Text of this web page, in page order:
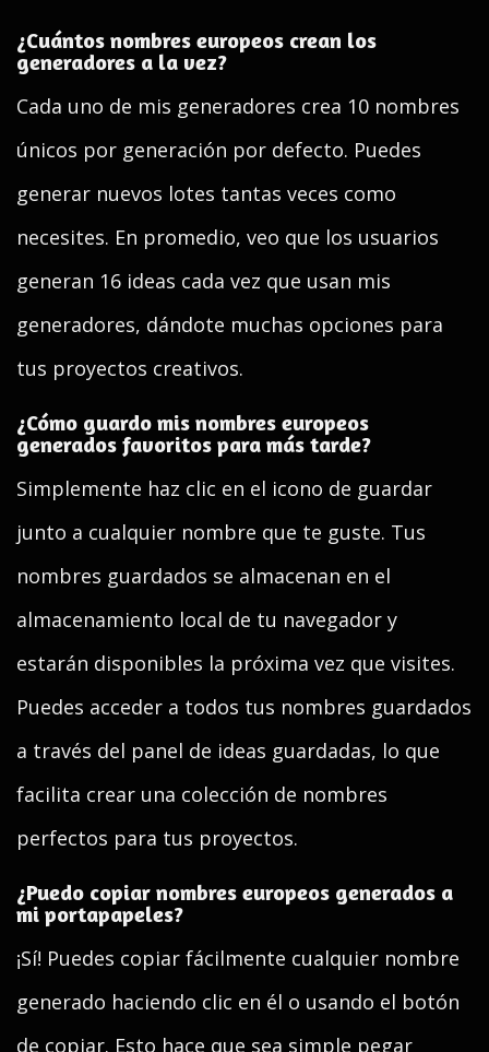
¿Cuántos nombres europeos crean los
generadores a la vez?
Cada uno de mis generadores crea 10 nombres
únicos por generación por defecto. Puedes
generar nuevos lotes tantas veces como
necesites. En promedio, veo que los usuarios
generan 16 ideas cada vez que usan mis
generadores, dándote muchas opciones para
tus proyectos creativos.
¿Cómo guardo mis nombres europeos
generados favoritos para más tarde?
Simplemente haz clic en el icono de guardar
junto a cualquier nombre que te guste. Tus
nombres guardados se almacenan en el
almacenamiento local de tu navegador y
estarán disponibles la próxima vez que visites.
Puedes acceder a todos tus nombres guardados
a través del panel de ideas guardadas, lo que
facilita crear una colección de nombres
perfectos para tus proyectos.
¿Puedo copiar nombres europeos generados a
mi portapapeles?
¡Sí! Puedes copiar fácilmente cualquier nombre
generado haciendo clic en él o usando el botón
de copiar. Esto hace que sea simple pegar